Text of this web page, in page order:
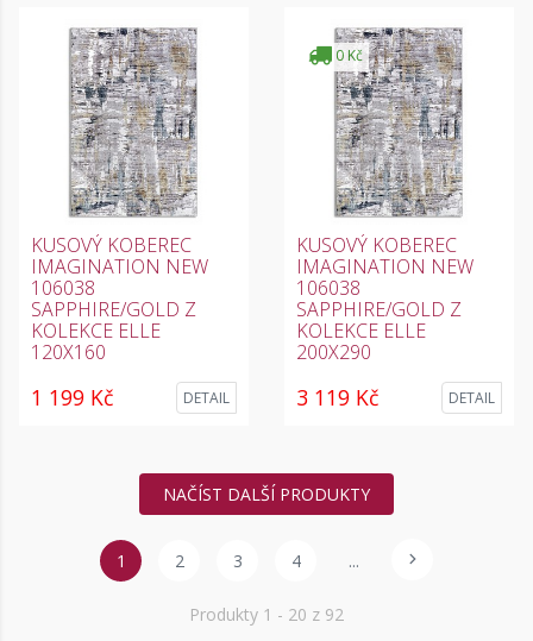
KUSOVÝ KOBEREC
IMAGINATION NEW
106038
SAPPHIRE/GOLD Z
KOLEKCE ELLE
120X160
1 199 Kč DETAIL
0 Kč
KUSOVÝ KOBEREC
IMAGINATION NEW
106038
SAPPHIRE/GOLD Z
KOLEKCE ELLE
200X290
3 119 Kč DETAIL
NAČÍST DALŠÍ PRODUKTY
1 2 3 4 ...
Produkty 1 - 20 z 92